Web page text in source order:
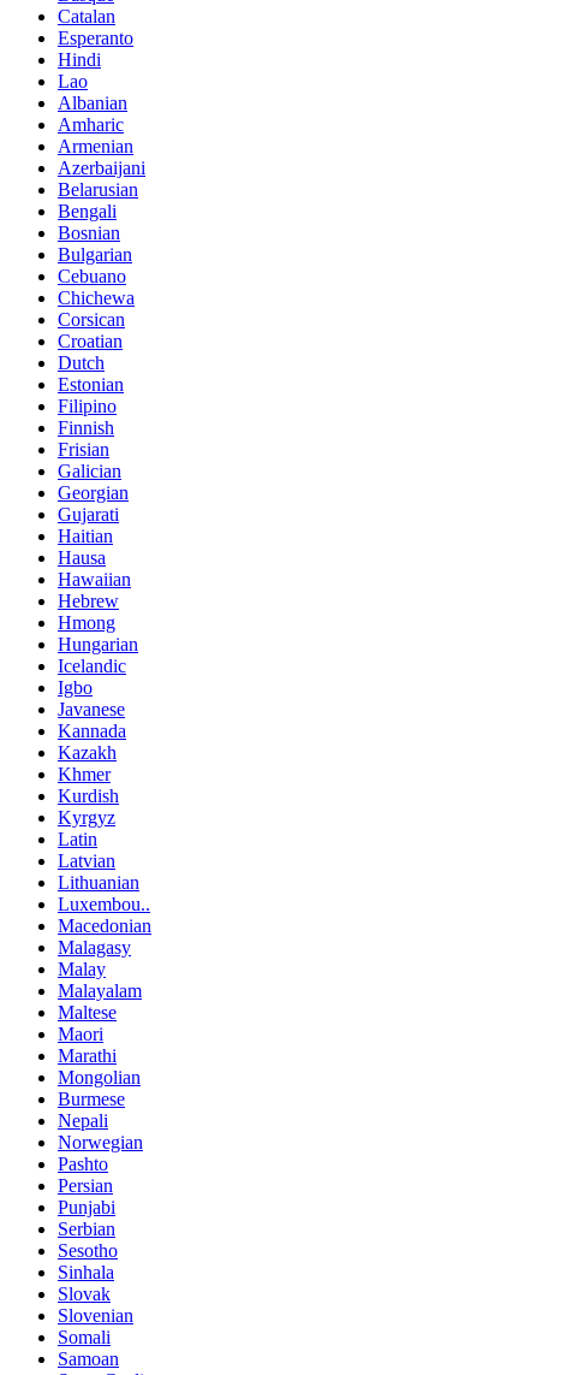
Catalan
Esperanto
Hindi
Lao
Albanian
Amharic
Armenian
Azerbaijani
Belarusian
Bengali
Bosnian
Bulgarian
Cebuano
Chichewa
Corsican
Croatian
Dutch
Estonian
Filipino
Finnish
Frisian
Galician
Georgian
Gujarati
Haitian
Hausa
Hawaiian
Hebrew
Hmong
Hungarian
Icelandic
Igbo
Javanese
Kannada
Kazakh
Khmer
Kurdish
Kyrgyz
Latin
Latvian
Lithuanian
Luxembou..
Macedonian
Malagasy
Malay
Malayalam
Maltese
Maori
Marathi
Mongolian
Burmese
Nepali
Norwegian
Pashto
Persian
Punjabi
Serbian
Sesotho
Sinhala
Slovak
Slovenian
Somali
Samoan